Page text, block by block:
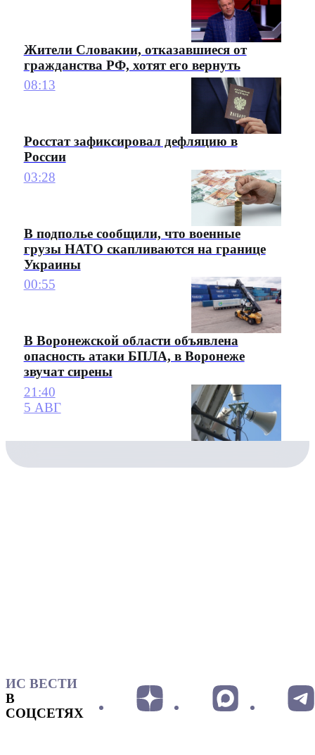
Жители Словакии, отказавшиеся от
гражданства РФ, хотят его вернуть
08:13
Росстат зафиксировал дефляцию в
России
03:28
В подполье сообщили, что военные
грузы НАТО скапливаются на границе
Украины
00:55
В Воронежской области объявлена
опасность атаки БПЛА, в Воронеже
звучат сирены
21:40
5 АВГ
ИС ВЕСТИ
В
СОЦСЕТЯХ